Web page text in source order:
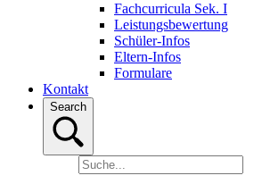
Fachcurricula Sek. I
Leistungsbewertung
Schüler-Infos
Eltern-Infos
Formulare
Kontakt
Search